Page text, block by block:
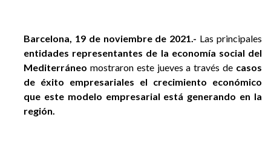
Barcelona, 19 de noviembre de 2021 .- Las principales
entidades representantes de la economía social del
Mediterráneo mostraron este jueves a través de casos
de éxito empresariales el crecimiento económico
que este modelo empresarial está generando en la
región.